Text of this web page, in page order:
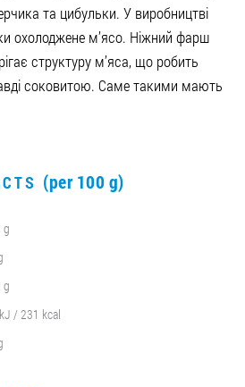
та цибульки. У виробництві
охолоджене м’ясо. Ніжний фарш
структуру м’яса, що робить
соковитою. Саме такими мають
(per 100 g)
g
g
/ 231 kcal